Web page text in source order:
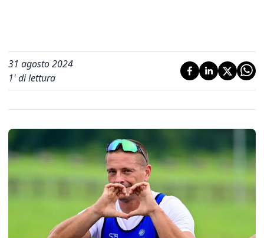
31 agosto 2024
1' di lettura